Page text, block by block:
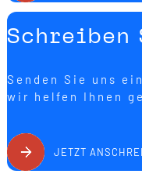
Schreiben
Senden Sie uns
wir helfen Ihnen
JETZT